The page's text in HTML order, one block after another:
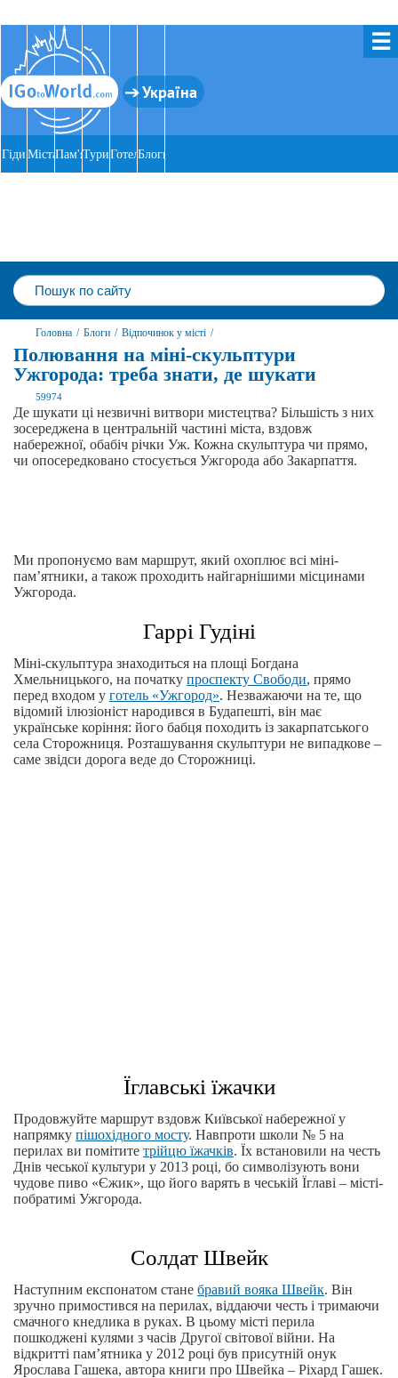
☰
Україна
Гіди МістаПам'ятки
ТуриГотеліБлоги
Головна / Блоги / Відпочинок у місті /
Полювання на міні-скульптури
Ужгорода: треба знати, де шукати
59974
Де шукати ці незвичні витвори мистецтва? Більшість з них
зосереджена в центральній частині міста, вздовж
набережної, обабіч річки Уж. Кожна скульптура чи прямо,
чи опосередковано стосується Ужгорода або Закарпаття.
Ми пропонуємо вам маршрут, який охоплює всі міні-
пам’ятники, а також проходить найгарнішими місцинами
Ужгорода.
Гаррі Гудіні
Міні-скульптура знаходиться на площі Богдана
Хмельницького, на початку проспекту Свободи, прямо
перед входом у готель «Ужгород». Незважаючи на те, що
відомий ілюзіоніст народився в Будапешті, він має
українське коріння: його бабця походить із закарпатського
села Сторожниця. Розташування скульптури не випадкове –
саме звідси дорога веде до Сторожниці.
Їглавські їжачки
Продовжуйте маршрут вздовж Київської набережної у
напрямку пішохідного мосту. Навпроти школи № 5 на
перилах ви помітите трійцю їжачків. Їх встановили на честь
Днів чеської культури у 2013 році, бо символізують вони
чудове пиво «Єжик», що його варять в чеській Їглаві – місті-
побратимі Ужгорода.
Солдат Швейк
Наступним експонатом стане бравий вояка Швейк. Він
зручно примостився на перилах, віддаючи честь і тримаючи
смачного кнедлика в руках. В цьому місті перила
пошкоджені кулями з часів Другої світової війни. На
відкритті пам’ятника у 2012 році був присутній онук
Ярослава Гашека, автора книги про Швейка – Ріхард Гашек.